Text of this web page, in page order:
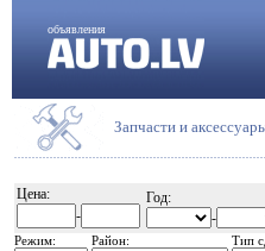
объявления
Запчасти и
Цена:
-
Год:
-
Режим: Район: Тип